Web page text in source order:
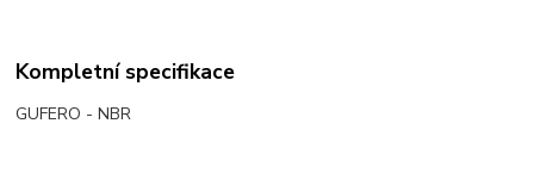
Kompletní specifikace
GUFERO - NBR